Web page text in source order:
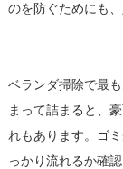
のを防ぐためにも
ベランダ掃除で最
まって詰まると、
れもあります。ゴ
っかり流れるか確